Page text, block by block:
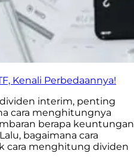
Kenali Perbedaannya!
interim, penting
cara menghitungnya
berapa keuntungan
bagaimana cara
cara menghitung dividen